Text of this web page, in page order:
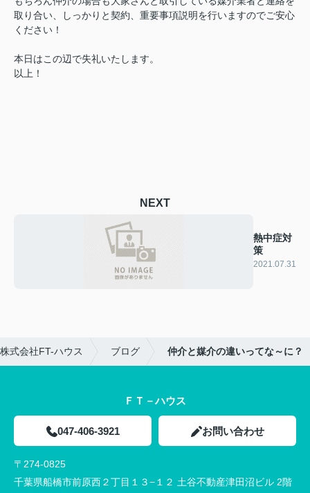
取り合い、しっかりと契約、重要事項説明を行いますのでご安心
ください！
本日はこの辺で失礼いたします。
以上！
NEXT
熱中症対
策
2021.07.31
式会社FT-ハウス ブログ 仲介と媒介の違いってな～に？
ＦＴ－ハウス
047-406-3921 お問い合わせ
〒274-0825
千葉県船橋市前原西２丁目１３−１２ 土谷不動産津田沼ビル 2階